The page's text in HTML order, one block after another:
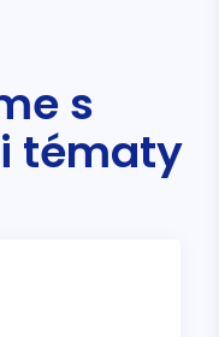
s
tématy